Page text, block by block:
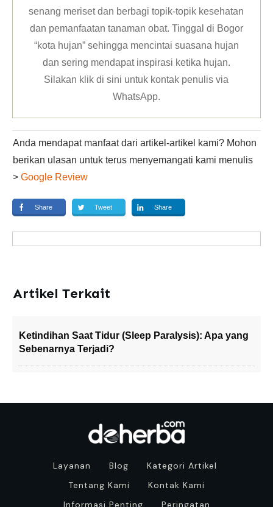
senang meriset dan berbagi topik-topik kesehatan
dan pemanfaatan tanaman obat. Tinggal di Bogor
“kota hujan” sehingga mencintai suasana hujan
dan sering mendapat inspirasi ketika hujan.
Silakan klikdi sini untuk kontak penulis via
WhatsApp.
Anda mendapat manfaat dari artikel-artikel kami? Mohon
berikan ulasan untuk terus menyemangati kami menulis
> Google Review
Share Tweet Share
Artikel Terkait
Ketindihan Saat Tidur (Sleep Paralysis): Apa yang
Sebenarnya Terjadi?
Layanan Blog
Kategori Artikel
Tentang Kami
Kontak Kami
Informasi Penting
Peringatan